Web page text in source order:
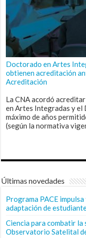
Doctorado en Artes
obtienen acreditación
Acreditación
La CNA acordó
en Artes Integradas y el
máximo de años
(según la normativa
Últimas novedades
Programa PACE
adaptación de
Ciencia para combatir la
Observatorio Satelital